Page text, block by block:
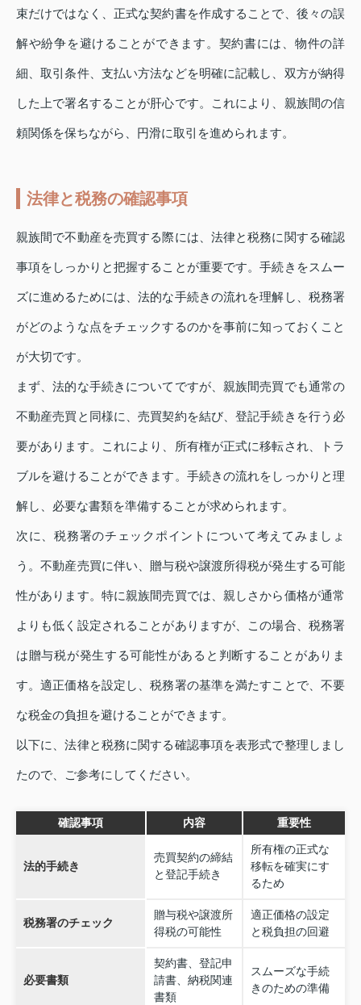
束だけではなく、正式な契約書を作成することで、後々の誤
解や紛争を避けることができます。契約書には、物件の詳
細、取引条件、支払い方法などを明確に記載し、双方が納得
した上で署名することが肝心です。これにより、親族間の信
頼関係を保ちながら、円滑に取引を進められます。
法律と税務の確認事項
親族間で不動産を売買する際には、法律と税務に関する確認
事項をしっかりと把握することが重要です。手続きをスムー
ズに進めるためには、法的な手続きの流れを理解し、税務署
がどのような点をチェックするのかを事前に知っておくこと
が大切です。
まず、法的な手続きについてですが、親族間売買でも通常の
不動産売買と同様に、売買契約を結び、登記手続きを行う必
要があります。これにより、所有権が正式に移転され、トラ
ブルを避けることができます。手続きの流れをしっかりと理
解し、必要な書類を準備することが求められます。
次に、税務署のチェックポイントについて考えてみましょ
う。不動産売買に伴い、贈与税や譲渡所得税が発生する可能
性があります。特に親族間売買では、親しさから価格が通常
よりも低く設定されることがありますが、この場合、税務署
は贈与税が発生する可能性があると判断することがありま
す。適正価格を設定し、税務署の基準を満たすことで、不要
な税金の負担を避けることができます。
以下に、法律と税務に関する確認事項を表形式で整理しまし
たので、ご参考にしてください。
確認事項 内容 重要性
法的手続き
売買契約の締結
と登記手続き
所有権の正式な
移転を確実にす
るため
税務署のチェック
贈与税や譲渡所
得税の可能性
適正価格の設定
と税負担の回避
必要書類
契約書、登記申
請書、納税関連
書類
スムーズな手続
きのための準備